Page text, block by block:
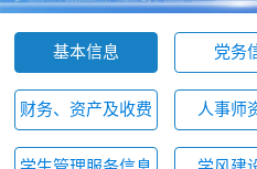
基本信息 党务
财务、资产及收费 人事师